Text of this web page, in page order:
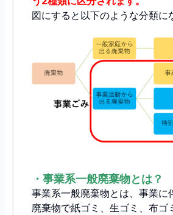
図にすると以下のような分類に
・事業系一般廃棄物とは？
事業系一般廃棄物とは、事業に
廃棄物で紙ゴミ、生ゴミ、布ゴ